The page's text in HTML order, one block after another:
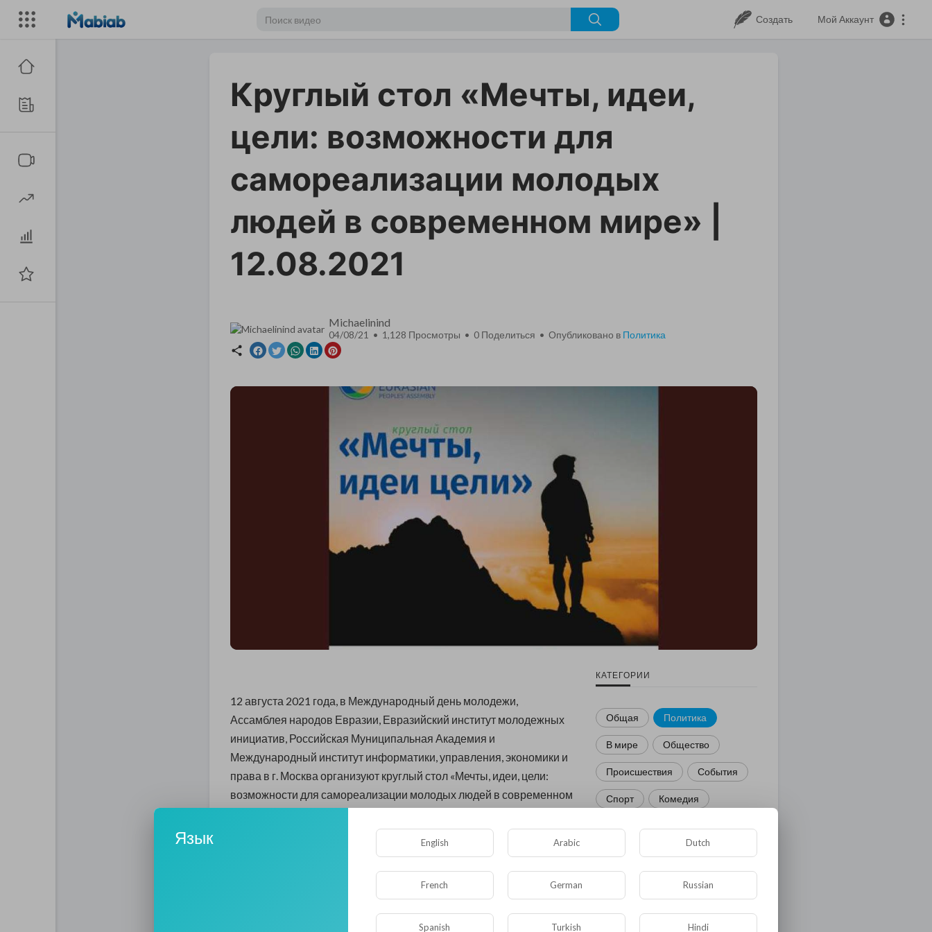
Создать Мой Аккаунт
Круглый стол «Мечты, идеи,
цели: возможности для
самореализации молодых
людей в современном мире» |
12.08.2021
Michaelinind
04/08/21 • 1,128 Просмотры • 0 Поделиться • Опубликовано в Политика
12 августа 2021 года, в Международный день молодежи,
Ассамблея народов Евразии, Евразийский институт молодежных
инициатив, Российская Муниципальная Академия и
Международный институт информатики, управления, экономики и
права в г. Москва организуют круглый стол «Мечты, идеи, цели:
возможности для самореализации молодых людей в современном
самореализации молодежи на евразийском пространстве,
выработка совместных решений по реализации молодежной
политики на территории стран Большой Евразии.
КАТЕГОРИИ
Общая Политика
В мире Общество
Происшествия События
Спорт Комедия
Новости и политика
Культура
Язык English Arabic Dutch
French German Russian
Spanish Turkish Hindi